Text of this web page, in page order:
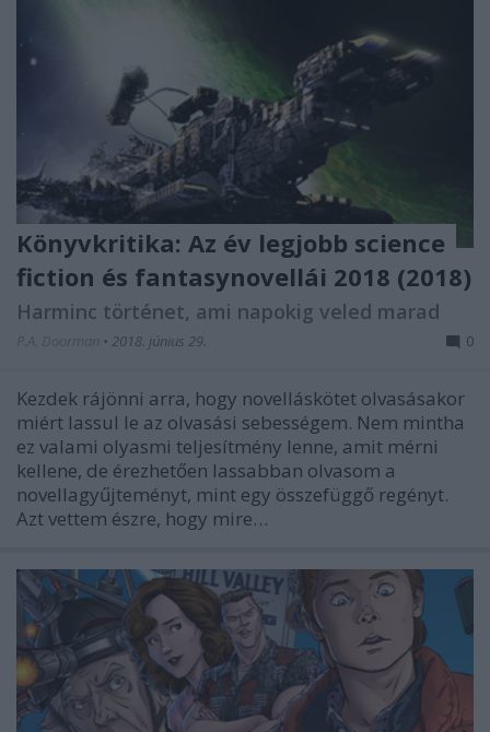
Könyvkritika: Az év legjobb science
fiction és fantasynovellái 2018 (2018)
Harminc történet, ami napokig veled marad
• 2018. június 29. 0
Kezdek rájönni arra, hogy novelláskötet olvasásakor
miért lassul le az olvasási sebességem. Nem mintha
ez valami olyasmi teljesítmény lenne, amit mérni
kellene, de érezhetően lassabban olvasom a
novellagyűjteményt, mint egy összefüggő regényt.
Azt vettem észre, hogy mire…